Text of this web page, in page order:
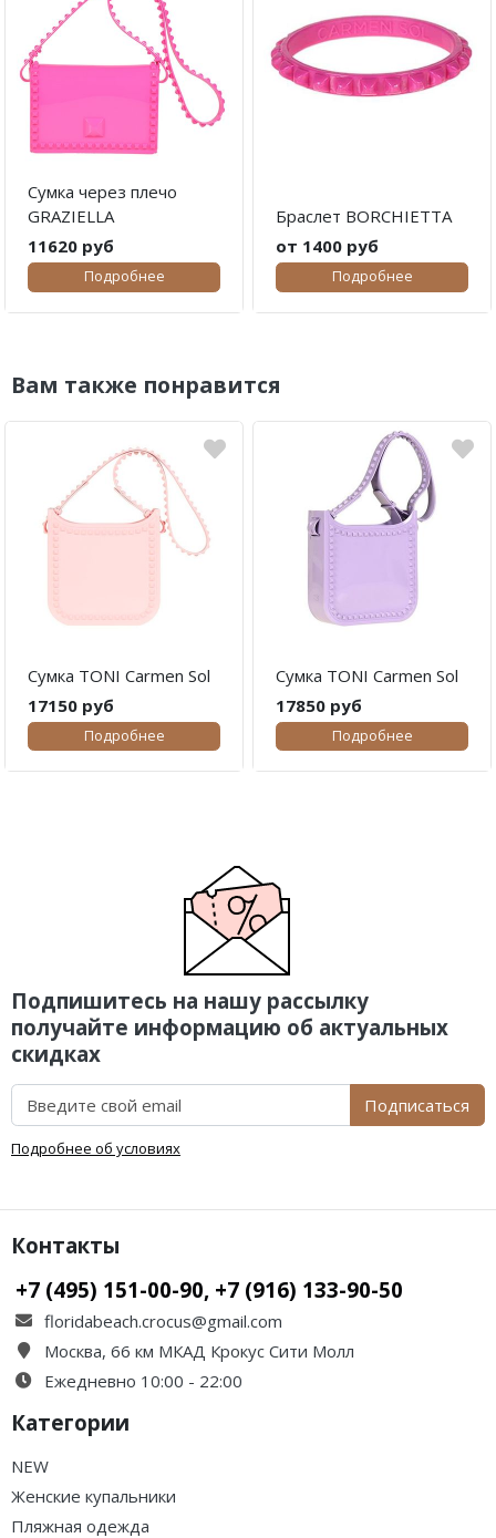
Сумка через плечо
GRAZIELLA
11620 руб
Подробнее
Браслет BORCHIETTA
от 1400 руб
Подробнее
Вам также понравится
Сумка TONI Carmen Sol
17150 руб
Подробнее
Сумка TONI Carmen Sol
17850 руб
Подробнее
Подпишитесь на нашу рассылку
получайте информацию об актуальных
скидках
Подписаться
Подробнее об условиях
Контакты
+7 (495) 151-00-90, +7 (916) 133-90-50
floridabeach.crocus@gmail.com
Москва, 66 км МКАД Крокус Сити Молл
Ежедневно 10:00 - 22:00
Категории
NEW
Женские купальники
Пляжная одежда